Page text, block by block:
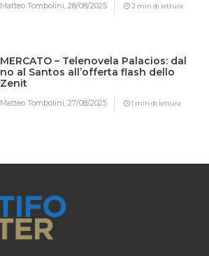
Matteo Tombolini,28/08/2025 2 min di lettura
MERCATO – Telenovela Palacios: dal
no al Santos all’offerta flash dello
Zenit
Matteo Tombolini,27/08/2025 1 min di lettura